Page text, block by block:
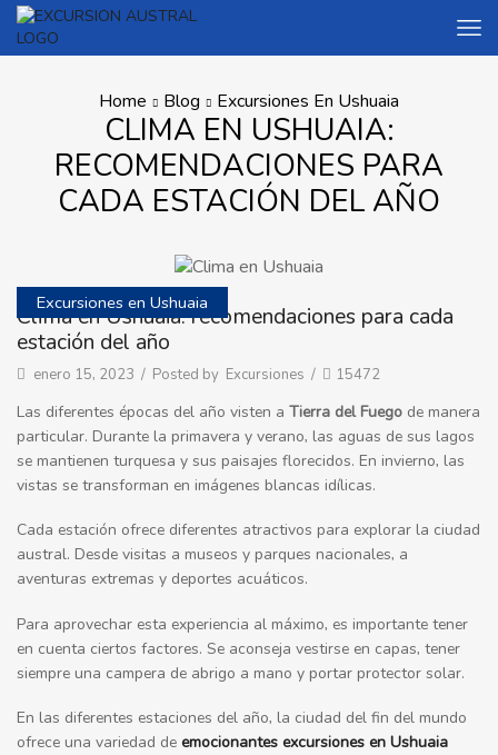
Home Blog Excursiones En Ushuaia
CLIMA EN USHUAIA:
RECOMENDACIONES PARA
CADA ESTACIÓN DEL AÑO
Excursiones en Ushuaia
Clima en Ushuaia: recomendaciones para cada
estación del año
enero 15, 2023 / Posted by Excursiones / 15472
Las diferentes épocas del año visten a Tierra del Fuego de manera
particular. Durante la primavera y verano, las aguas de sus lagos
se mantienen turquesa y sus paisajes florecidos. En invierno, las
vistas se transforman en imágenes blancas idílicas.
Cada estación ofrece diferentes atractivos para explorar la ciudad
austral. Desde visitas a museos y parques nacionales, a
aventuras extremas y deportes acuáticos.
Para aprovechar esta experiencia al máximo, es importante tener
en cuenta ciertos factores. Se aconseja vestirse en capas, tener
siempre una campera de abrigo a mano y portar protector solar.
En las diferentes estaciones del año, la ciudad del fin del mundo
ofrece una variedad de emocionantes excursiones en Ushuaia